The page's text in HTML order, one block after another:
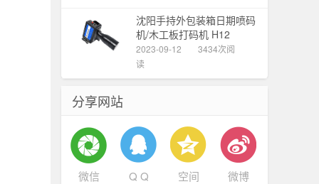
沈阳手持外包装箱日期喷码
机/木工板打码机 H12
2023-09-12
3434次阅
读
分享网站
微信 Q Q 空间 微博